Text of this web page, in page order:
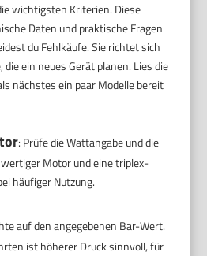
wichtigsten Kriterien. Diese
Daten und praktische Fragen
du Fehlkäufe. Sie richtet sich
ein neues Gerät planen. Lies die
nächstes ein paar Modelle bereit
: Prüfe die Wattangabe und die
Motor und eine triplex-
häufiger Nutzung.
auf den angegebenen Bar-Wert.
ist höherer Druck sinnvoll, für